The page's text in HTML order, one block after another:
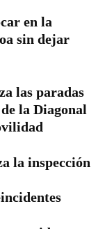
en la
sin dejar
las paradas
la Diagonal
la inspección